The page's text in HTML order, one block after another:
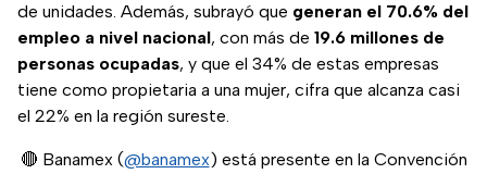
de unidades. Además, subrayó que generan el 70.6% del
empleo a nivel nacional, con más de 19.6 millones de
personas ocupadas, y que el 34% de estas empresas
tiene como propietaria a una mujer, cifra que alcanza casi
el 22% en la región sureste.
🔴 Banamex (@banamex) está presente en la Convención